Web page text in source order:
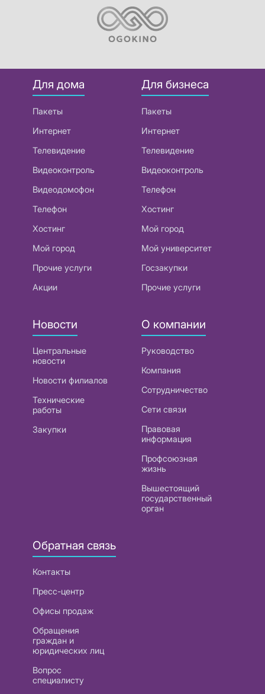
Для дома
Пакеты
Интернет
Телевидение
Видеоконтроль
Видеодомофон
Телефон
Хостинг
Мой город
Прочие услуги
Акции
Для бизнеса
Пакеты
Интернет
Телевидение
Видеоконтроль
Телефон
Хостинг
Мой город
Мой университет
Госзакупки
Прочие услуги
Новости
Центральные
новости
Новости филиалов
Технические
работы
Закупки
О компании
Руководство
Компания
Сотрудничество
Сети связи
Правовая
информация
Профсоюзная
жизнь
Вышестоящий
государственный
орган
Обратная связь
Контакты
Пресс-центр
Офисы продаж
Обращения
граждан и
юридических лиц
Вопрос
специалисту